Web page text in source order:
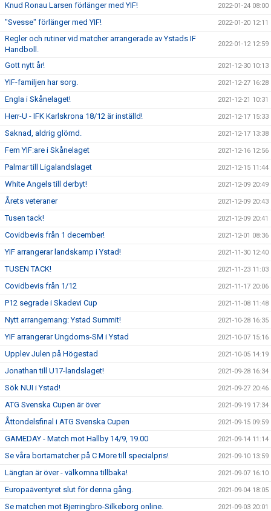
Knud Ronau Larsen förlänger med YIF! 2022-01-24 08:00
"Svesse" förlänger med YIF! 2022-01-20 12:11
Regler och rutiner vid matcher arrangerade av Ystads IF
Handboll.
2022-01-12 12:59
Gott nytt år! 2021-12-30 10:13
YIF-familjen har sorg. 2021-12-27 16:28
Engla i Skånelaget! 2021-12-21 10:31
Herr-U - IFK Karlskrona 18/12 är inställd! 2021-12-17 15:33
Saknad, aldrig glömd. 2021-12-17 13:38
Fem YIF:are i Skånelaget 2021-12-16 12:56
Palmar till Ligalandslaget 2021-12-15 11:44
White Angels till derbyt! 2021-12-09 20:49
Årets veteraner 2021-12-09 20:43
Tusen tack! 2021-12-09 20:41
Covidbevis från 1 december! 2021-12-01 08:36
YIF arrangerar landskamp i Ystad! 2021-11-30 12:40
TUSEN TACK! 2021-11-23 11:03
Covidbevis från 1/12 2021-11-17 20:06
P12 segrade i Skadevi Cup 2021-11-08 11:48
Nytt arrangemang: Ystad Summit! 2021-10-28 16:35
YIF arrangerar Ungdoms-SM i Ystad 2021-10-07 15:16
Upplev Julen på Högestad 2021-10-05 14:19
Jonathan till U17-landslaget! 2021-09-28 16:34
Sök NUI i Ystad! 2021-09-27 20:46
ATG Svenska Cupen är över 2021-09-19 17:34
Åttondelsfinal i ATG Svenska Cupen 2021-09-15 09:59
GAMEDAY - Match mot Hallby 14/9, 19.00 2021-09-14 11:14
Se våra bortamatcher på C More till specialpris! 2021-09-10 13:59
Längtan är över - välkomna tillbaka! 2021-09-07 16:10
Europaäventyret slut för denna gång. 2021-09-04 18:05
Se matchen mot Bjerringbro-Silkeborg online. 2021-09-03 20:01